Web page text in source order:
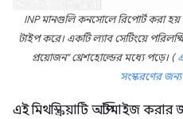
INP মানগুলি কনসোলে রিপোর্ট করা হয়
টাইপ করে। একটি ল্যাব সেটিংয়ে
প্রয়োজন" থ্রেশহোল্ডের মধ্যে পড়ে। (
সংস্করণের
এই মিথস্ক্রিয়াটি অপ্টিমাইজ